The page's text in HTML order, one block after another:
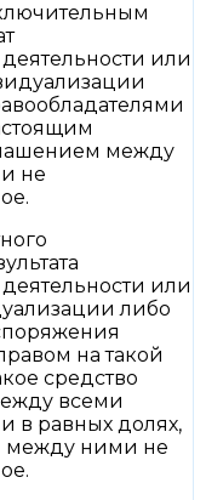
или
между
не
или
либо
на такой
средство
всеми
в равных долях,
между ними не